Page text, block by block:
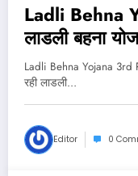
Ladli Behna
लाडली बहना
शुरू Best Link
Ladli Behna Yojana
रही लाडली…
Editor 0